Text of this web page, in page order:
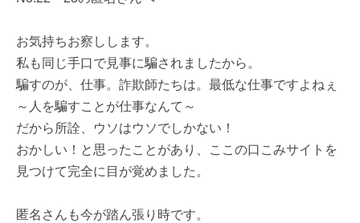
お気持ちお察しします。
私も同じ手口で見事に騙されましたから。
騙すのが、仕事。詐欺師たちは。最低な仕事ですよねぇ
～人を騙すことが仕事なんて～
だから所詮、ウソはウソでしかない！
おかしい！と思ったことがあり、ここの口こみサイトを
見つけて完全に目が覚めました。
匿名さんも今が踏ん張り時です。